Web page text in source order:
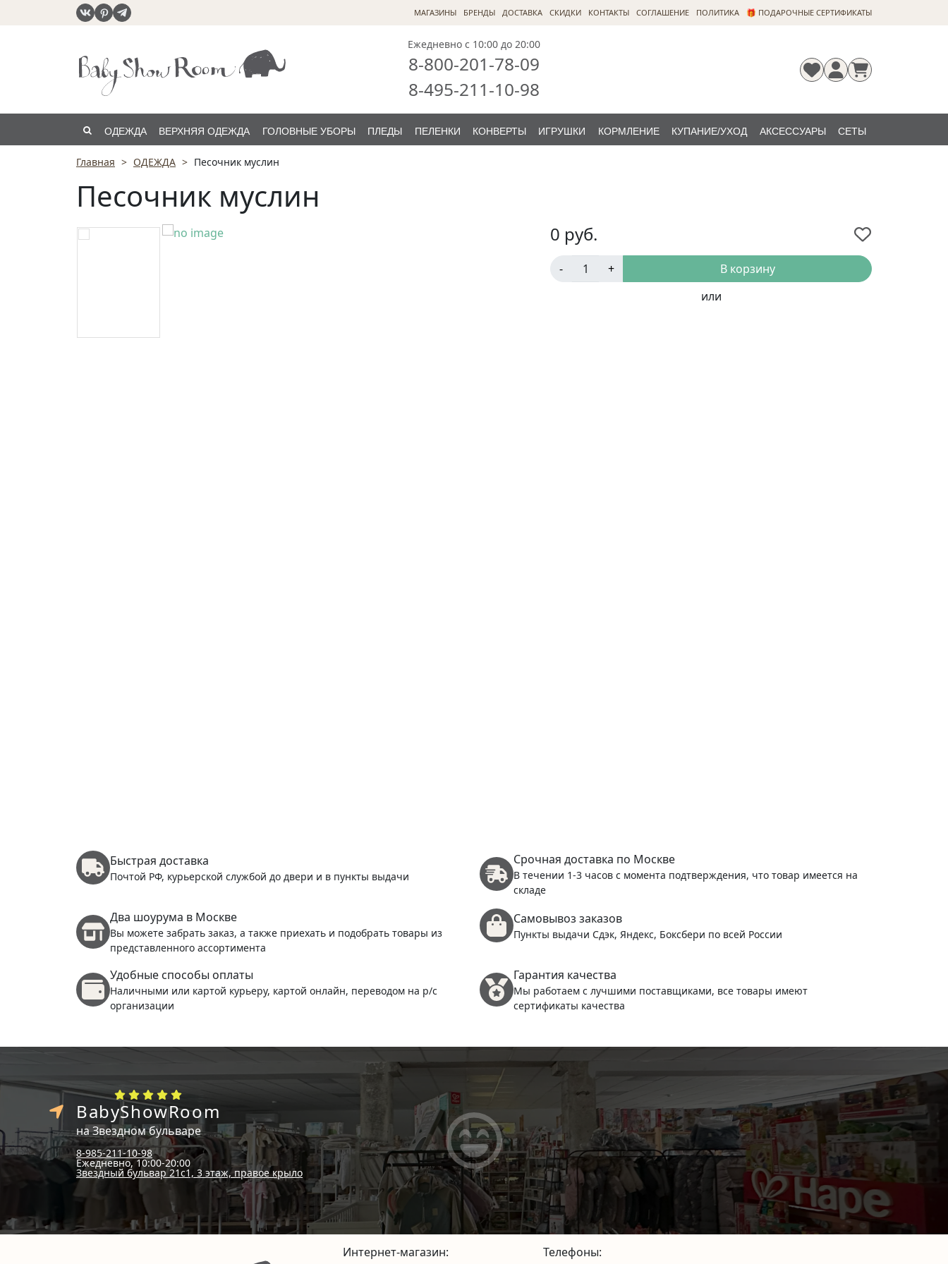
МАГАЗИНЫ БРЕНДЫ ДОСТАВКА СКИДКИ КОНТАКТЫ CОГЛАШЕНИЕ ПОЛИТИКА 🎁 ПОДАРОЧНЫЕ СЕРТИФИКАТЫ
Ежедневно с 10:00 до 20:00
8-800-201-78-09
8-495-211-10-98
ОДЕЖДА ВЕРХНЯЯ ОДЕЖДА ГОЛОВНЫЕ УБОРЫ ПЛЕДЫ ПЕЛЕНКИ КОНВЕРТЫ ИГРУШКИ КОРМЛЕНИЕ КУПАНИЕ/УХОД АКСЕССУАРЫ СЕТЫ
РАСПРОДАЖА
Главная ОДЕЖДА Песочник муслин
Песочник муслин
0 руб.
- +
В корзину
или
Быстрая доставка
Почтой РФ, курьерской службой до двери и в пункты выдачи
Срочная доставка по Москве
В течении 1-3 часов с момента подтверждения, что товар имеется на
складе
Два шоурума в Москве
Вы можете забрать заказ, а также приехать и подобрать товары из
представленного ассортимента
Самовывоз заказов
Пункты выдачи Сдэк, Яндекс, Боксбери по всей России
Удобные способы оплаты
Наличными или картой курьеру, картой онлайн, переводом на р/с
организации
Гарантия качества
Мы работаем с лучшими поставщиками, все товары имеют
сертификаты качества
BabyShowRoom
на Звездном бульваре
8-985-211-10-98
Ежедневно, 10:00-20:00
Звездный бульвар 21с1, 3 этаж, правое крыло
Интернет-магазин: Телефоны: